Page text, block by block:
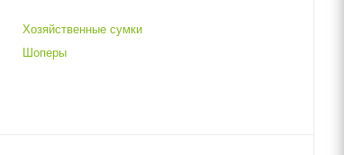
Хозяйственные сумки
Шоперы